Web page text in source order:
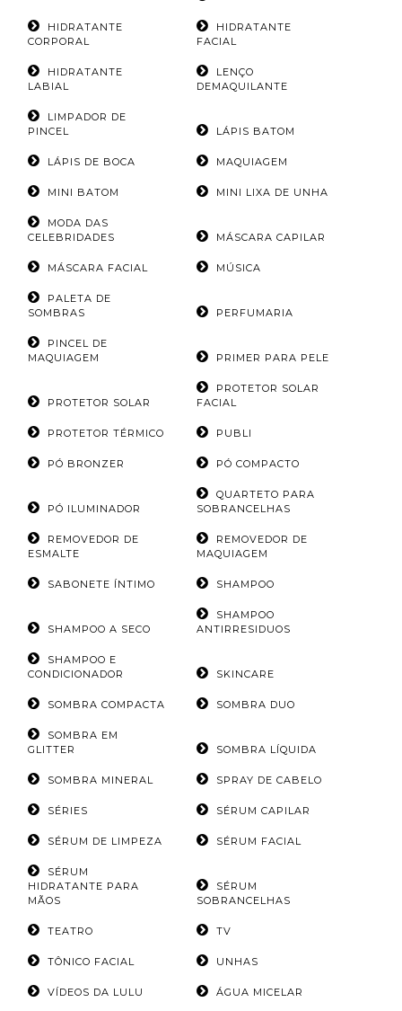
HIDRATANTE
CORPORAL
HIDRATANTE
FACIAL
HIDRATANTE
LABIAL
LENÇO
DEMAQUILANTE
LIMPADOR DE
PINCEL
LÁPIS BATOM
LÁPIS DE BOCA MAQUIAGEM
MINI BATOM MINI LIXA DE UNHA
MODA DAS
CELEBRIDADES
MÁSCARA CAPILAR
MÁSCARA FACIAL MÚSICA
PALETA DE
SOMBRAS
PERFUMARIA
PINCEL DE
MAQUIAGEM
PRIMER PARA PELE
PROTETOR SOLAR
PROTETOR SOLAR
FACIAL
PROTETOR TÉRMICO PUBLI
PÓ BRONZER PÓ COMPACTO
PÓ ILUMINADOR
QUARTETO PARA
SOBRANCELHAS
REMOVEDOR DE
ESMALTE
REMOVEDOR DE
MAQUIAGEM
SABONETE ÍNTIMO SHAMPOO
SHAMPOO A SECO
SHAMPOO
ANTIRRESIDUOS
SHAMPOO E
CONDICIONADOR
SKINCARE
SOMBRA COMPACTA SOMBRA DUO
SOMBRA EM
GLITTER
SOMBRA LÍQUIDA
SOMBRA MINERAL SPRAY DE CABELO
SÉRIES SÉRUM CAPILAR
SÉRUM DE LIMPEZA SÉRUM FACIAL
SÉRUM
HIDRATANTE PARA
MÃOS
SÉRUM
SOBRANCELHAS
TEATRO TV
TÔNICO FACIAL UNHAS
VÍDEOS DA LULU ÁGUA MICELAR